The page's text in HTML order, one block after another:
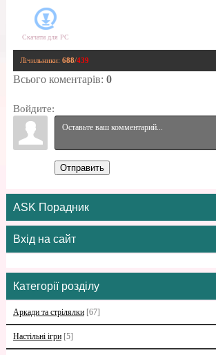
Скачати для PC
Лічильники: 688/439
Всього коментарів: 0
Войдите:
Отправить
ASK Порадник
Вхід на сайт
Категорії розділу
Аркади та стрілялки [67]
Настільні ігри [5]